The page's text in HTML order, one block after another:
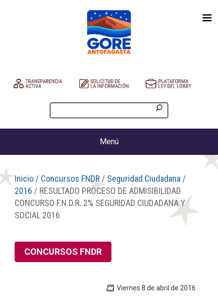
Menú
Inicio / Concursos FNDR / Seguridad Ciudadana /
2016 / RESULTADO PROCESO DE ADMISIBILIDAD
CONCURSO F.N.D.R. 2% SEGURIDAD CIUDADANA Y
SOCIAL 2016
CONCURSOS FNDR
Viernes 8 de abril de 2016